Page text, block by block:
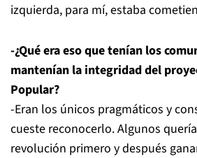
izquierda, para mí, estaba
-¿Qué era eso que tenían los
mantenían la integridad del
Popular?
-Eran los únicos pragmáticos y
cueste reconocerlo. Algunos
revolución primero y después